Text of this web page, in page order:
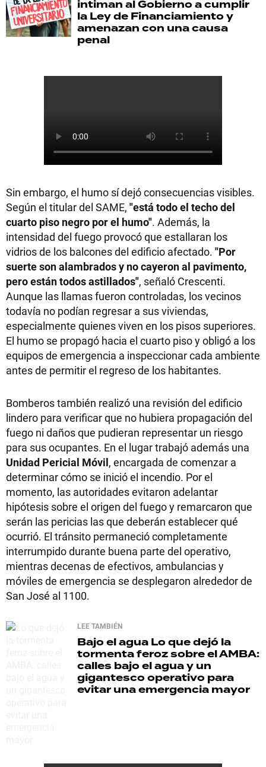
intiman al Gobierno a cumplir
la Ley de Financiamiento y
amenazan con una causa
penal
Sin embargo, el humo sí dejó consecuencias visibles.
Según el titular del SAME, "está todo el techo del
cuarto piso negro por el humo". Además, la
intensidad del fuego provocó que estallaran los
vidrios de los balcones del edificio afectado. "Por
suerte son alambrados y no cayeron al pavimento,
pero están todos astillados", señaló Crescenti.
Aunque las llamas fueron controladas, los vecinos
todavía no podían regresar a sus viviendas,
especialmente quienes viven en los pisos superiores.
El humo se propagó hacia el cuarto piso y obligó a los
equipos de emergencia a inspeccionar cada ambiente
antes de permitir el regreso de los habitantes.
Bomberos también realizó una revisión del edificio
lindero para verificar que no hubiera propagación del
fuego ni daños que pudieran representar un riesgo
para sus ocupantes. En el lugar trabajó además una
Unidad Pericial Móvil, encargada de comenzar a
determinar cómo se inició el incendio. Por el
momento, las autoridades evitaron adelantar
hipótesis sobre el origen del fuego y remarcaron que
serán las pericias las que deberán establecer qué
ocurrió. El tránsito permaneció completamente
interrumpido durante buena parte del operativo,
mientras decenas de efectivos, ambulancias y
móviles de emergencia se desplegaron alrededor de
San José al 1100.
LEE TAMBIÉN
Bajo el agua Lo que dejó la
tormenta feroz sobre el AMBA:
calles bajo el agua y un
gigantesco operativo para
evitar una emergencia mayor